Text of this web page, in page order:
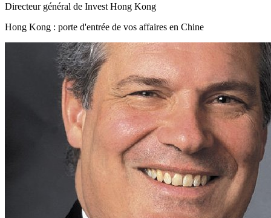
Directeur général de Invest Hong Kong
Hong Kong : porte d'entrée de vos affaires en Chine